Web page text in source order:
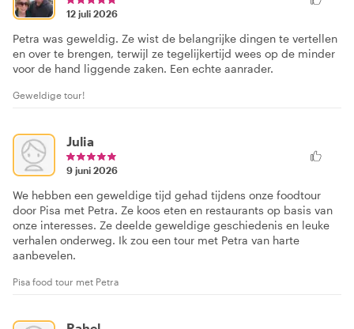
12 juli 2026
Petra was geweldig. Ze wist de belangrijke dingen te vertellen
en over te brengen, terwijl ze tegelijkertijd wees op de minder
voor de hand liggende zaken. Een echte aanrader.
Geweldige tour!
Julia
9 juni 2026
We hebben een geweldige tijd gehad tijdens onze foodtour
door Pisa met Petra. Ze koos eten en restaurants op basis van
onze interesses. Ze deelde geweldige geschiedenis en leuke
verhalen onderweg. Ik zou een tour met Petra van harte
aanbevelen.
Pisa food tour met Petra